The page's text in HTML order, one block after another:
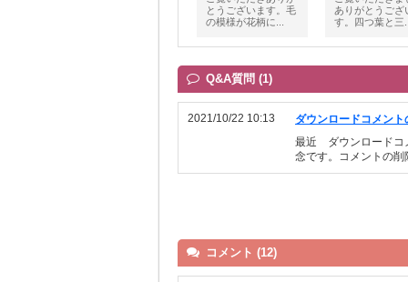
とうございます。毛
の模様が花柄に...
ありがとうござ
す。四つ葉と三
Q&A質問 (1)
2021/10/22 10:13
ダウンロードコメン
最近 ダウンロードコ
念です。コメントの
コメント (12)